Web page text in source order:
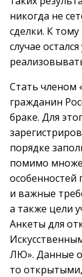
никогда не
сделки. К
случае
Стать членом
гражданин
браке. Для
порядке
помимо
особенностей
и важные
а также цели
Анкеты для
ЛЮ». Данные
то